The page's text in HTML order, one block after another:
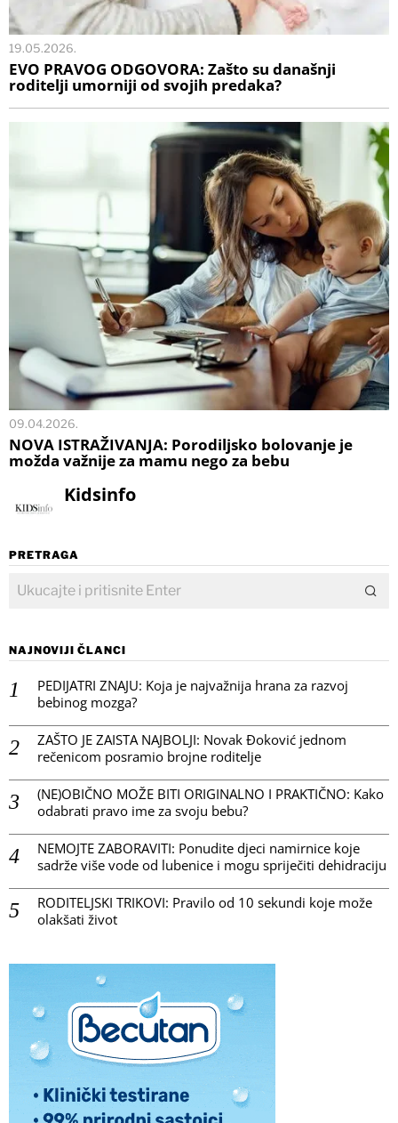
19.05.2026.
EVO PRAVOG ODGOVORA: Zašto su današnji
roditelji umorniji od svojih predaka?
09.04.2026.
NOVA ISTRAŽIVANJA: Porodiljsko bolovanje je
možda važnije za mamu nego za bebu
Kidsinfo
PRETRAGA
NAJNOVIJI ČLANCI
PEDIJATRI ZNAJU: Koja je najvažnija hrana za razvoj
bebinog mozga?
ZAŠTO JE ZAISTA NAJBOLJI: Novak Đoković jednom
rečenicom posramio brojne roditelje
(NE)OBIČNO MOŽE BITI ORIGINALNO I PRAKTIČNO: Kako
odabrati pravo ime za svoju bebu?
NEMOJTE ZABORAVITI: Ponudite djeci namirnice koje
sadrže više vode od lubenice i mogu spriječiti dehidraciju
RODITELJSKI TRIKOVI: Pravilo od 10 sekundi koje može
olakšati život